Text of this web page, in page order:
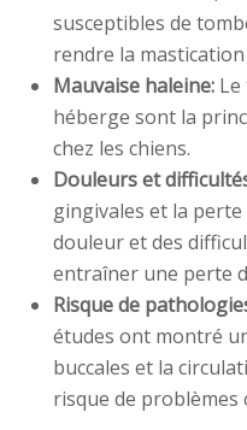
susceptibles de
rendre la
Mauvaise haleine:
héberge sont la
chez les chiens.
Douleurs et
gingivales et la
douleur et des
entraîner une perte
Risque de
études ont montré
buccales et la
risque de problèmes